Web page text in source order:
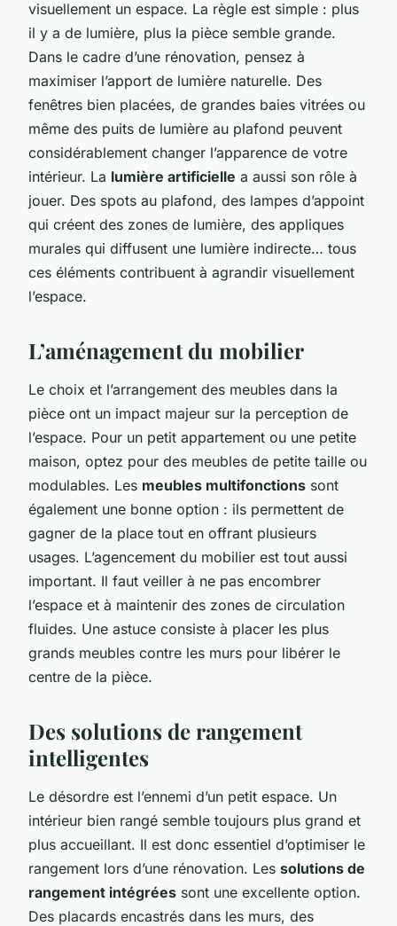
visuellement un espace. La règle est simple : plus
il y a de lumière, plus la pièce semble grande.
Dans le cadre d’une rénovation, pensez à
maximiser l’apport de lumière naturelle. Des
fenêtres bien placées, de grandes baies vitrées ou
même des puits de lumière au plafond peuvent
considérablement changer l’apparence de votre
intérieur. La lumière artificielle a aussi son rôle à
jouer. Des spots au plafond, des lampes d’appoint
qui créent des zones de lumière, des appliques
murales qui diffusent une lumière indirecte… tous
ces éléments contribuent à agrandir visuellement
l’espace.
L’aménagement du mobilier
Le choix et l’arrangement des meubles dans la
pièce ont un impact majeur sur la perception de
l’espace. Pour un petit appartement ou une petite
maison, optez pour des meubles de petite taille ou
modulables. Les meubles multifonctions sont
également une bonne option : ils permettent de
gagner de la place tout en offrant plusieurs
usages. L’agencement du mobilier est tout aussi
important. Il faut veiller à ne pas encombrer
l’espace et à maintenir des zones de circulation
fluides. Une astuce consiste à placer les plus
grands meubles contre les murs pour libérer le
centre de la pièce.
Des solutions de rangement
intelligentes
Le désordre est l’ennemi d’un petit espace. Un
intérieur bien rangé semble toujours plus grand et
plus accueillant. Il est donc essentiel d’optimiser le
rangement lors d’une rénovation. Les solutions de
rangement intégrées sont une excellente option.
Des placards encastrés dans les murs, des